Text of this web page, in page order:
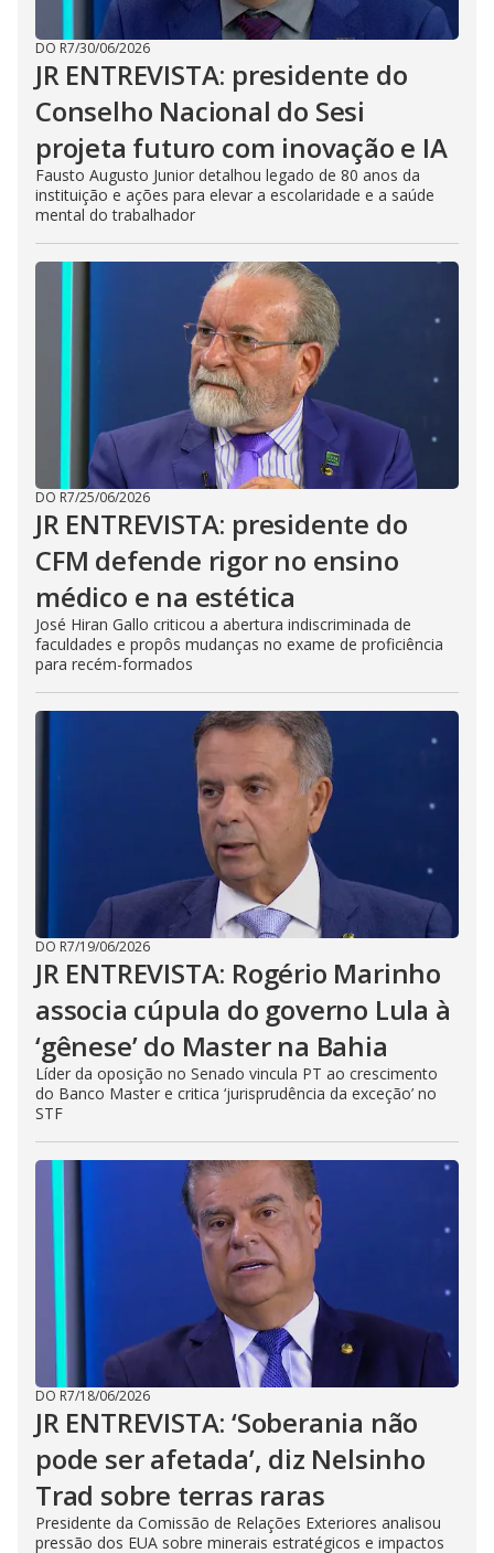
DO R7/30/06/2026
JR ENTREVISTA: presidente do
Conselho Nacional do Sesi
projeta futuro com inovação e IA
Fausto Augusto Junior detalhou legado de 80 anos da
instituição e ações para elevar a escolaridade e a saúde
mental do trabalhador
DO R7/25/06/2026
JR ENTREVISTA: presidente do
CFM defende rigor no ensino
médico e na estética
José Hiran Gallo criticou a abertura indiscriminada de
faculdades e propôs mudanças no exame de proficiência
para recém-formados
DO R7/19/06/2026
JR ENTREVISTA: Rogério Marinho
associa cúpula do governo Lula à
‘gênese’ do Master na Bahia
Líder da oposição no Senado vincula PT ao crescimento
do Banco Master e critica ‘jurisprudência da exceção’ no
STF
DO R7/18/06/2026
JR ENTREVISTA: ‘Soberania não
pode ser afetada’, diz Nelsinho
Trad sobre terras raras
Presidente da Comissão de Relações Exteriores analisou
pressão dos EUA sobre minerais estratégicos e impactos